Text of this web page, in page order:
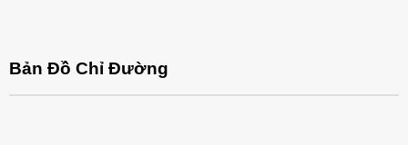
Bản Đồ Chỉ Đường